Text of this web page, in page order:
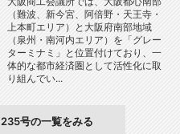
（難波、新今宮、阿倍野・天王寺・
上本町エリア）と大阪府南部地域
（泉州・南河内エリア）を「グレー
ターミナミ」と位置付けており、一
体的な都市経済圏として活性化に取
り組んでい...
号の一覧をみる